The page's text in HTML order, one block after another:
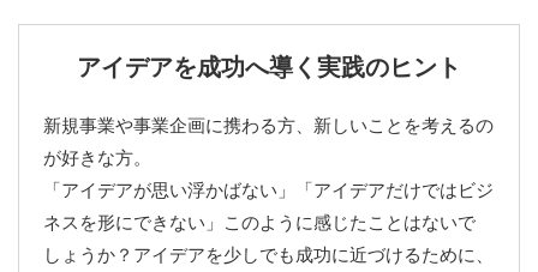
アイデアを成功へ導く実践のヒント
新規事業や事業企画に携わる方、新しいことを考えるの
が好きな方。
「アイデアが思い浮かばない」「アイデアだけではビジ
ネスを形にできない」このように感じたことはないで
しょうか？アイデアを少しでも成功に近づけるために、